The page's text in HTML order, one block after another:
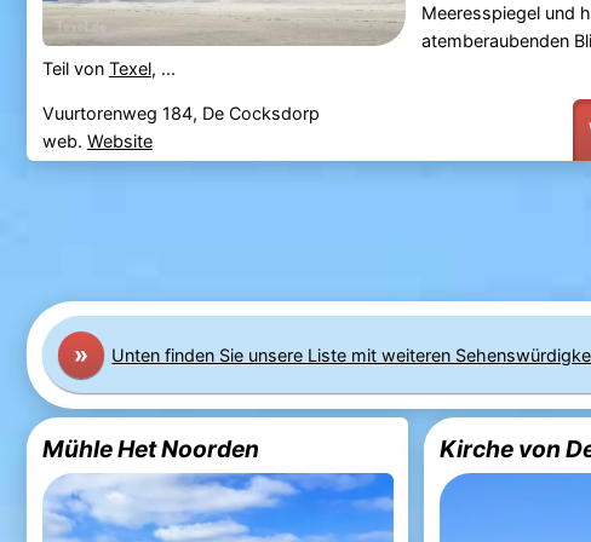
Meeresspiegel und
atemberaubenden
Teil von Texel, ...
Vuurtorenweg 184, De Cocksdorp
web. Website
» Unten finden Sie unsere Liste mit weiteren
Mühle Het Noorden Kirche von